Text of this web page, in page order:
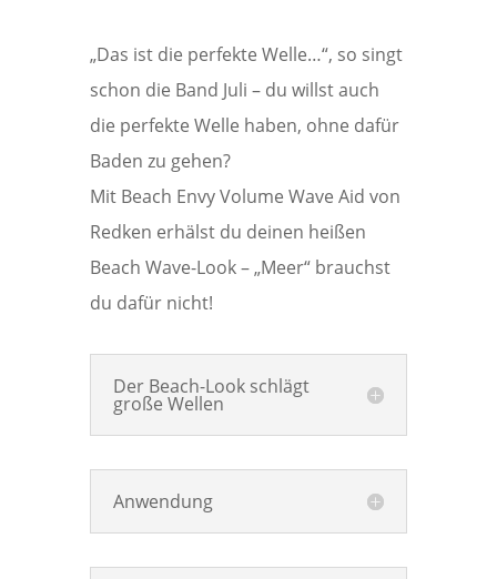
„Das ist die perfekte Welle…“, so singt
schon die Band Juli – du willst auch
die perfekte Welle haben, ohne dafür
Baden zu gehen?
Mit Beach Envy Volume Wave Aid von
Redken erhälst du deinen heißen
Beach Wave-Look – „Meer“ brauchst
du dafür nicht!
Der Beach-Look schlägt
große Wellen
Anwendung